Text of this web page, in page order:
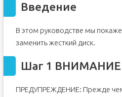
Введение
В этом руководстве мы
заменить жесткий диск.
Шаг 1 ВНИМАНИЕ
ПРЕДУПРЕЖДЕНИЕ: Прежде чем